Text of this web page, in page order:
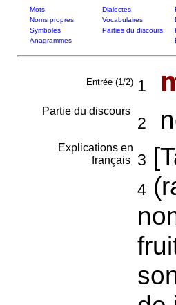
Mots Dialectes
Noms propres
Vocabulaires
Symboles
Parties du discours
Anagrammes
Entrée (1/2) 1
Partie du discours
2
Explications en
français
3
4